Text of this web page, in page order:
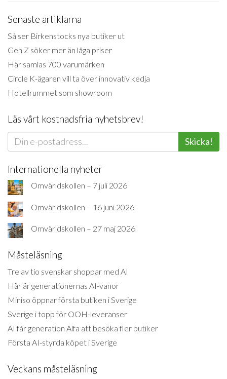
Senaste artiklarna
Så ser Birkenstocks nya butiker ut
Gen Z söker mer än låga priser
Här samlas 700 varumärken
Circle K-ägaren vill ta över innovativ kedja
Hotellrummet som showroom
Läs vårt kostnadsfria nyhetsbrev!
Skicka!
Internationella nyheter
Omvärldskollen – 7 juli 2026
Omvärldskollen – 16 juni 2026
Omvärldskollen – 27 maj 2026
Måsteläsning
Tre av tio svenskar shoppar med AI
Här är generationernas AI-vanor
Miniso öppnar första butiken i Sverige
Sverige i topp för OOH-leveranser
AI får generation Alfa att besöka fler butiker
Första AI-styrda köpet i Sverige
Veckans måsteläsning